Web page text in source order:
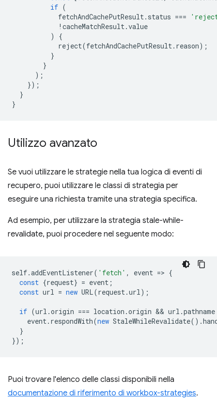
if (
fetchAndCachePutResult . status ===
! cacheMatchResult .value
)
{
reject(fetchAndCachePutResult . reason);
}
}
);
});
}
}
Utilizzo avanzato
Se vuoi utilizzare le strategie nella tua logica di eventi di
recupero, puoi utilizzare le classi di strategia per
eseguire una richiesta tramite una strategia specifica.
Ad esempio, per utilizzare la strategia stale-while-
revalidate, puoi procedere nel seguente modo:
self.addEventListener( 'fetch' , event => {
const {request} = event ;
const url = new URL(request .url );
if (url .origin === location .origin && url .pathname
event . respondWith(new StaleWhileRevalidate().
}
});
Puoi trovare l'elenco delle classi disponibili nella
documentazione di riferimento di workbox-strategies.